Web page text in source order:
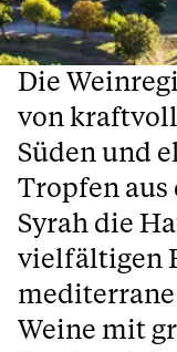
Die
von
Süden und
Tropfen
Syrah die
vielfältigen
Weine mit